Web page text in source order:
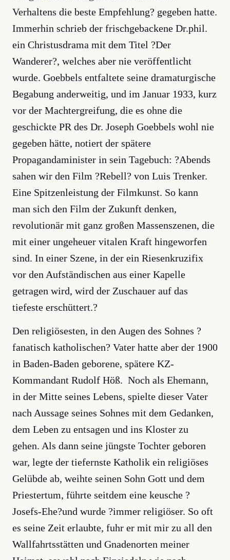
Verhaltens die beste Empfehlung? gegeben hatte.
Immerhin schrieb der frischgebackene Dr.phil.
ein Christusdrama mit dem Titel ?Der
Wanderer?, welches aber nie veröffentlicht
wurde. Goebbels entfaltete seine dramaturgische
Begabung anderweitig, und im Januar 1933, kurz
vor der Machtergreifung, die es ohne die
geschickte PR des Dr. Joseph Goebbels wohl nie
gegeben hätte, notiert der spätere
Propagandaminister in sein Tagebuch: ?Abends
sahen wir den Film ?Rebell? von Luis Trenker.
Eine Spitzenleistung der Filmkunst. So kann
man sich den Film der Zukunft denken,
revolutionär mit ganz großen Massenszenen, die
mit einer ungeheuer vitalen Kraft hingeworfen
sind. In einer Szene, in der ein Riesenkruzifix
vor den Aufständischen aus einer Kapelle
getragen wird, wird der Zuschauer auf das
tiefeste erschüttert.?
Den religiösesten, in den Augen des Sohnes ?
fanatisch katholischen? Vater hatte aber der 1900
in Baden-Baden geborene, spätere KZ-
Kommandant Rudolf Höß. Noch als Ehemann,
in der Mitte seines Lebens, spielte dieser Vater
nach Aussage seines Sohnes mit dem Gedanken,
dem Leben zu entsagen und ins Kloster zu
gehen. Als dann seine jüngste Tochter geboren
war, legte der tiefernste Katholik ein religiöses
Gelübde ab, weihte seinen Sohn Gott und dem
Priestertum, führte seitdem eine keusche ?
Josefs-Ehe?und wurde ?immer religiöser. So oft
es seine Zeit erlaubte, fuhr er mit mir zu all den
Wallfahrtsstätten und Gnadenorten meiner